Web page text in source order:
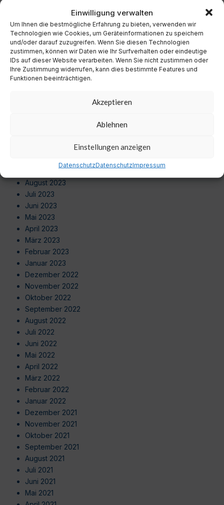
Einwilligung verwalten
Um Ihnen die bestmögliche Erfahrung zu bieten, verwenden wir
Technologien wie Cookies, um Geräteinformationen zu speichern
und/oder darauf zuzugreifen. Wenn Sie diesen Technologien
zustimmen, können wir Daten wie Ihr Surfverhalten oder eindeutige
IDs auf dieser Website verarbeiten. Wenn Sie nicht zustimmen oder
Ihre Zustimmung widerrufen, kann dies bestimmte Features und
Funktionen beeinträchtigen.
Akzeptieren
Ablehnen
Einstellungen anzeigen
DatenschutzDatenschutzImpressum
November 2024
Oktober 2024
September 2024
August 2024
Juli 2024
Juni 2024
Mai 2024
November 2023
September 2023
August 2023
Juli 2023
Juni 2023
Mai 2023
April 2023
März 2023
Februar 2023
Januar 2023
Dezember 2022
November 2022
Oktober 2022
September 2022
August 2022
Juli 2022
Juni 2022
Mai 2022
April 2022
März 2022
Februar 2022
Januar 2022
Dezember 2021
November 2021
Oktober 2021
September 2021
August 2021
Juli 2021
Juni 2021
Mai 2021